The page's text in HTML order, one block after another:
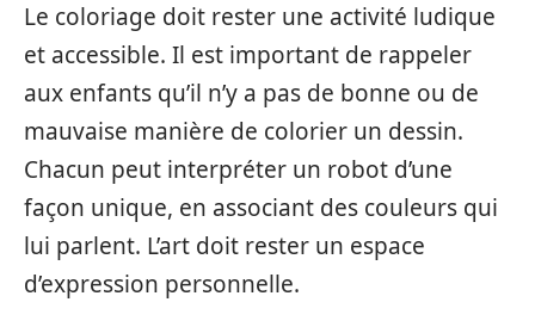
Le coloriage doit rester une activité ludique
et accessible. Il est important de rappeler
aux enfants qu’il n’y a pas de bonne ou de
mauvaise manière de colorier un dessin.
Chacun peut interpréter un robot d’une
façon unique, en associant des couleurs qui
lui parlent. L’art doit rester un espace
d’expression personnelle.